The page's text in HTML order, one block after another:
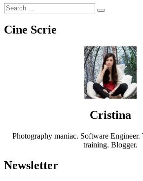
Cine Scrie
Cristina
Photography maniac. Software Engineer.
training. Blogger.
Newsletter